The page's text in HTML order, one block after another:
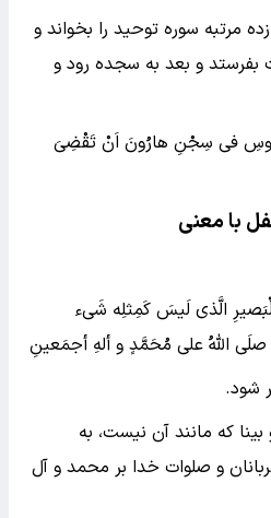
مرتبه سوره توحید را بخواند و
بفرستد و بعد به سجده رود و
فی سِجْنِ هارُونَ اَنْ تَقْضِیَ
با معنی
الَّذی لَیسَ کَمِثلِه شَیء
اللهُ علی مُحَمَّدٍ و ألهِ أجمَعینِ
شود.
که مانند آن نیست، به
و صلوات خدا بر محمد و آل